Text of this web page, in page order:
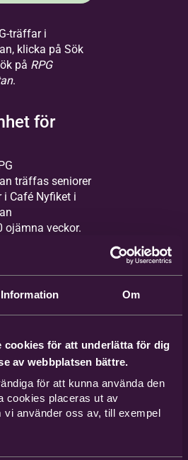
Information Om
cookies för att underlätta för dig
av webbplatsen bättre.
för att kunna använda den
cookies placeras ut av
vi använder oss av, till exempel
träffar i
klicka på Sök
på RPG
.
för
träffas seniorer
Café Nyfiket i
ojämna veckor.
med
gemenskap
där
kultur,
m.m.
RPG
på
mellan